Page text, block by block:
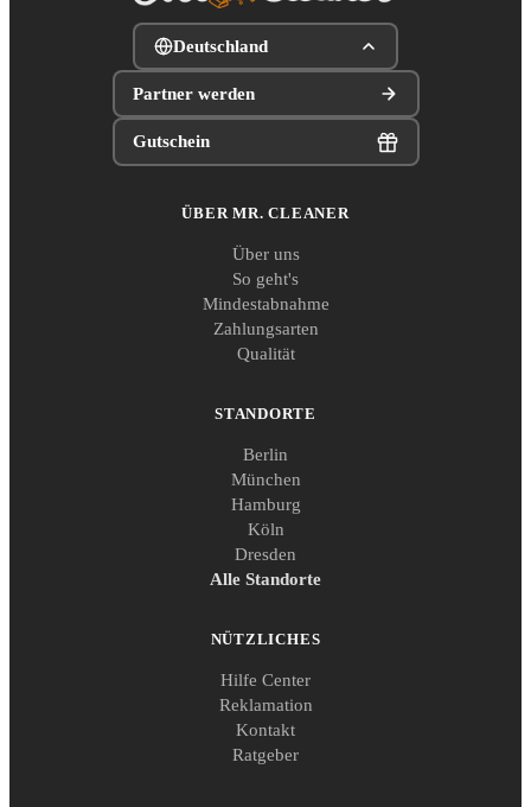
Deutschland
Partner werden
Gutschein
ÜBER MR. CLEANER
Über uns
So geht's
Mindestabnahme
Zahlungsarten
Qualität
STANDORTE
Berlin
München
Hamburg
Köln
Dresden
Alle Standorte
NÜTZLICHES
Hilfe Center
Reklamation
Kontakt
Ratgeber